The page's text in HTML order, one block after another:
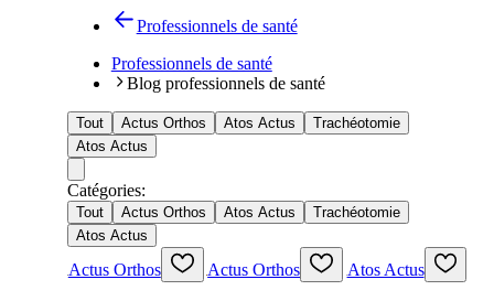
Professionnels de santé
Professionnels de santé
Blog professionnels de santé
Tout Actus Orthos Atos Actus
Trachéotomie
Atos Actus
Catégories:
Tout Actus Orthos Atos Actus
Trachéotomie
Atos Actus
Actus Orthos Actus Orthos Atos Actus